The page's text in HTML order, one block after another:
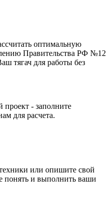
оптимальную
Правительства РФ №12
тягач для работы без
проект - заполните
для расчета.
или опишите свой
понять и выполнить ваши